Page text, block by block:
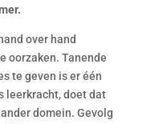
over hand
oorzaken. Tanende
te geven is er één
leerkracht, doet dat
domein. Gevolg